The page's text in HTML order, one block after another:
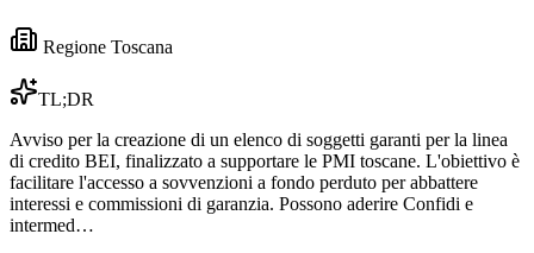
Regione Toscana
TL;DR
Avviso per la creazione di un elenco di soggetti garanti per la linea
di credito BEI, finalizzato a supportare le PMI toscane. L'obiettivo è
facilitare l'accesso a sovvenzioni a fondo perduto per abbattere
interessi e commissioni di garanzia. Possono aderire Confidi e
intermed…